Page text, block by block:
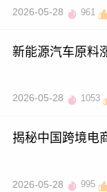
2026-05-28 961
新能源汽车原料
2026-05-28 1053
揭秘中国跨境电
2026-05-28 995